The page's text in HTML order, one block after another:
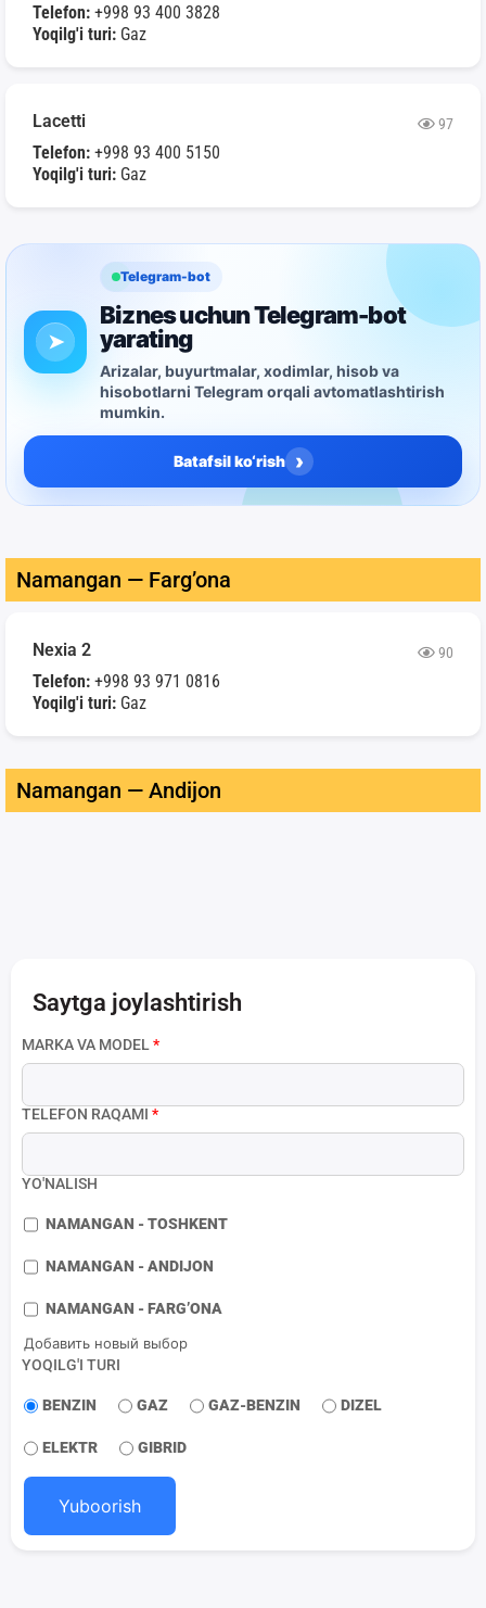
Telefon: +998 93 400 3828
Yoqilg'i turi: Gaz
Lacetti 97
Telefon: +998 93 400 5150
Yoqilg'i turi: Gaz
➤
Telegram-bot
Biznes uchun Telegram-bot
yarating
Arizalar, buyurtmalar, xodimlar, hisob va
hisobotlarni Telegram orqali avtomatlashtirish
mumkin.
Batafsil ko‘rish ›
Namangan — Farg’ona
Nexia 2 90
Telefon: +998 93 971 0816
Yoqilg'i turi: Gaz
Namangan — Andijon
Saytga joylashtirish
MARKA VA MODEL *
TELEFON RAQAMI *
YO'NALISH
NAMANGAN - TOSHKENT
NAMANGAN - ANDIJON
NAMANGAN - FARG’ONA
Добавить новый выбор
YOQILG'I TURI
BENZIN GAZ GAZ-BENZIN DIZEL
ELEKTR GIBRID
Yuboorish